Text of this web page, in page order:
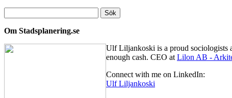
efter:
Om Stadsplanering.se
Ulf Liljankoski is a proud sociologists
enough cash. CEO at Lilon AB -
Connect with me on LinkedIn:
Ulf Liljankoski